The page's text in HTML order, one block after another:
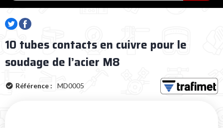
10 tubes contacts en cuivre pour le
soudage de l’acier M8
Référence : MD0005